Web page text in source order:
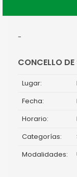
-
CONCELLO
Lugar:
Fecha:
Horario:
Categorías:
Modalidades: